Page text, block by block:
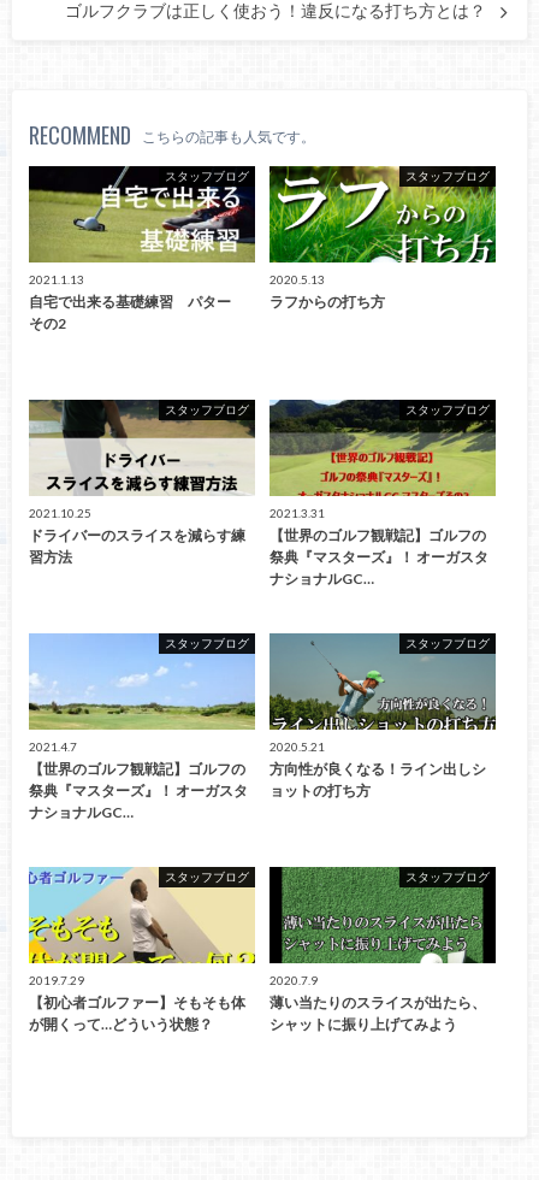
ゴルフクラブは正しく使おう！違反になる打ち方とは？
RECOMMEND こちらの記事も人気です。
スタッフブログ
2021.1.13
自宅で出来る基礎練習 パター
その2
スタッフブログ
2020.5.13
ラフからの打ち方
スタッフブログ
2021.10.25
ドライバーのスライスを減らす練
習方法
スタッフブログ
2021.3.31
【世界のゴルフ観戦記】ゴルフの
祭典『マスターズ』！ オーガスタ
ナショナルGC…
スタッフブログ
2021.4.7
【世界のゴルフ観戦記】ゴルフの
祭典『マスターズ』！ オーガスタ
ナショナルGC…
スタッフブログ
2020.5.21
方向性が良くなる！ライン出しシ
ョットの打ち方
スタッフブログ
2019.7.29
【初心者ゴルファー】そもそも体
が開くって…どういう状態？
スタッフブログ
2020.7.9
薄い当たりのスライスが出たら、
シャットに振り上げてみよう